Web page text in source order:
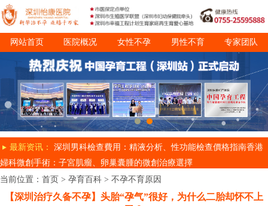
网站首页 医院概况 女性不孕 男性不育 专家团队
诊疗项目 就医指南
最新资讯： 深圳男科檢查費用：精液分析、性功能檢查價格指南香港
婦科微創手術：子宮肌瘤、卵巢囊腫的微創治療選擇
当前位置： 首页 > 孕育百科 > 不孕不育原因
【深圳治疗久备不孕】头胎“孕气”很好，为什么二胎却怀不上